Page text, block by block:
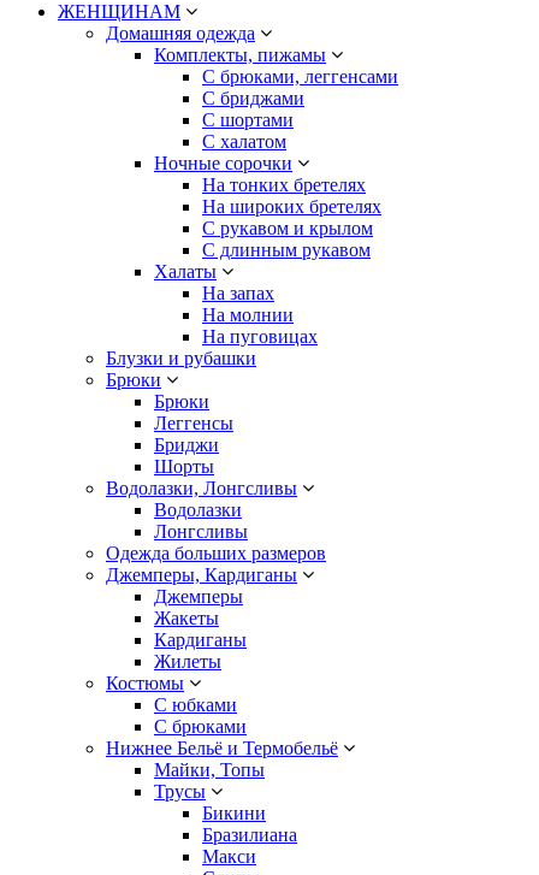
ЖЕНЩИНАМ
Домашняя одежда
Комплекты, пижамы
С брюками, леггенсами
С бриджами
С шортами
С халатом
Ночные сорочки
На тонких бретелях
На широких бретелях
С рукавом и крылом
С длинным рукавом
Халаты
На запах
На молнии
На пуговицах
Блузки и рубашки
Брюки
Брюки
Леггенсы
Бриджи
Шорты
Водолазки, Лонгсливы
Водолазки
Лонгсливы
Одежда больших размеров
Джемперы, Кардиганы
Джемперы
Жакеты
Кардиганы
Жилеты
Костюмы
С юбками
С брюками
Нижнее Бельё и Термобельё
Майки, Топы
Трусы
Бикини
Бразилиана
Макси